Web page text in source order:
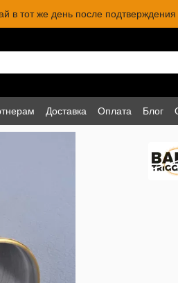
в тот же день после
Доставка Оплата Блог